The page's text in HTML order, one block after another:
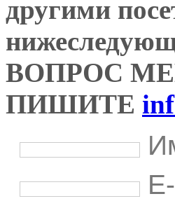
другими
ВОПРОС
ПИШИТЕ